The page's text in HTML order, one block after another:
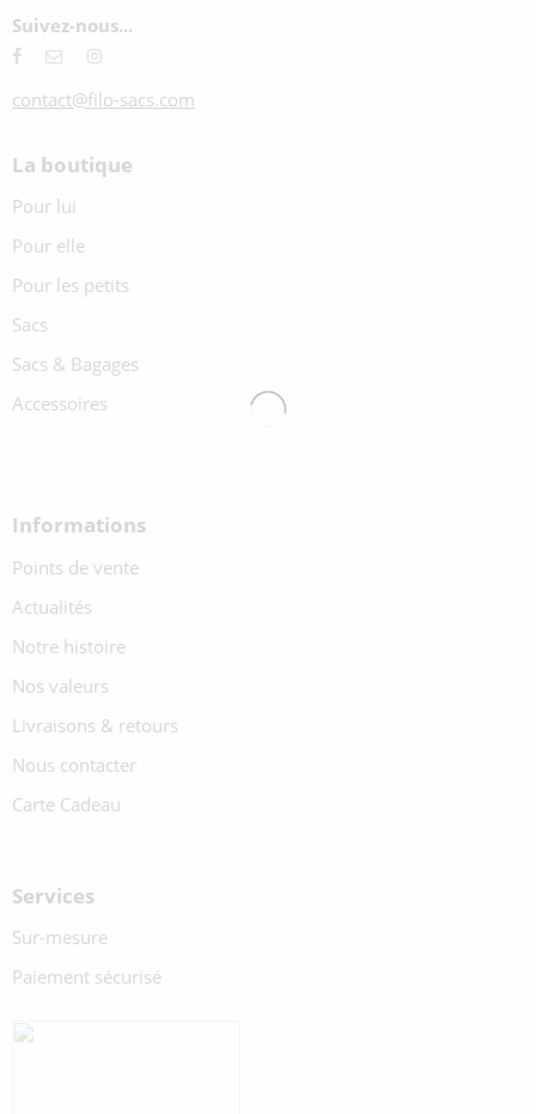
Suivez-nous...
contact@filo-sacs.com
La boutique
Pour lui
Pour elle
Pour les petits
Sacs
Sacs & Bagages
Accessoires
Informations
Points de vente
Actualités
Notre histoire
Nos valeurs
Livraisons & retours
Nous contacter
Carte Cadeau
Services
Sur-mesure
Paiement sécurisé